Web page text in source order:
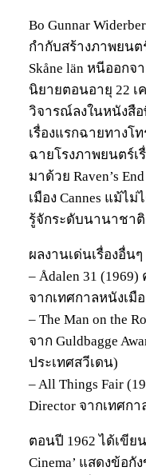
Bo Gunnar
กำกับสร้างภาพยนต
Skåne län หนีออก
นิยายตอนอายุ 22 เ
วิจารณ์ลงในหนังสือ
เรื่องแรกฉายทางโท
ฉายโรงภาพยนตร์เ
มาด้วย Raven’s
เมือง Cannes แม้ไ
รู้จักระดับนานาชาติ
ผลงานเด่นเรื่องอื่น
– Ådalen 31 (1969)
จากเทศกาลหนังเมือ
– The Man on the
จาก Guldbagge
ประเทศสวีเดน)
– All Things Fair
Director จากเทศกา
ตอนปี 1962 ได้เขีย
Cinema’ แสดงข้อกั